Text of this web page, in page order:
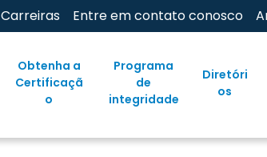
Carreiras Entre em contato conosco
Obtenha a
Certificaçã
o
Programa
de
integridade
Diretóri
os